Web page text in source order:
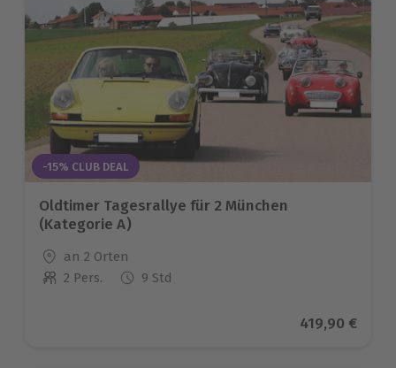
-15% CLUB DEAL
Oldtimer Tagesrallye für 2 München
(Kategorie A)
Standort
an 2 Orten
Anzahl der Teilnehmer
2 Pers. 9 Std
Aktueller
419,90 €